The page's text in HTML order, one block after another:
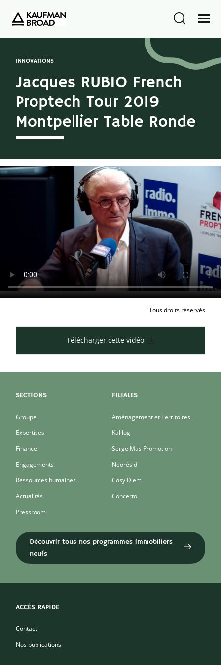
INNOVATIONS
Jacques RUBIO French
Proptech Tour 2019
Montpellier Table Ronde
Tous droits réservés
Télécharger cette vidéo
SECTIONS
Groupe
Expertises
Finance
Engagements
Ressources humaines
Actualités
Pressroom
FILIALES
Aménagement et Territoires
Kalilog
Serge Mas Promotion
Neorésid
Cosy Diem
Concerto
Découvrir tous nos programmes immobiliers
neufs
ACCÈS RAPIDE
Contact
Nos publications